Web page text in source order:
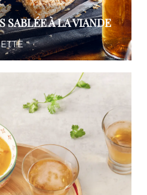
SABLÉE À LA VIANDE